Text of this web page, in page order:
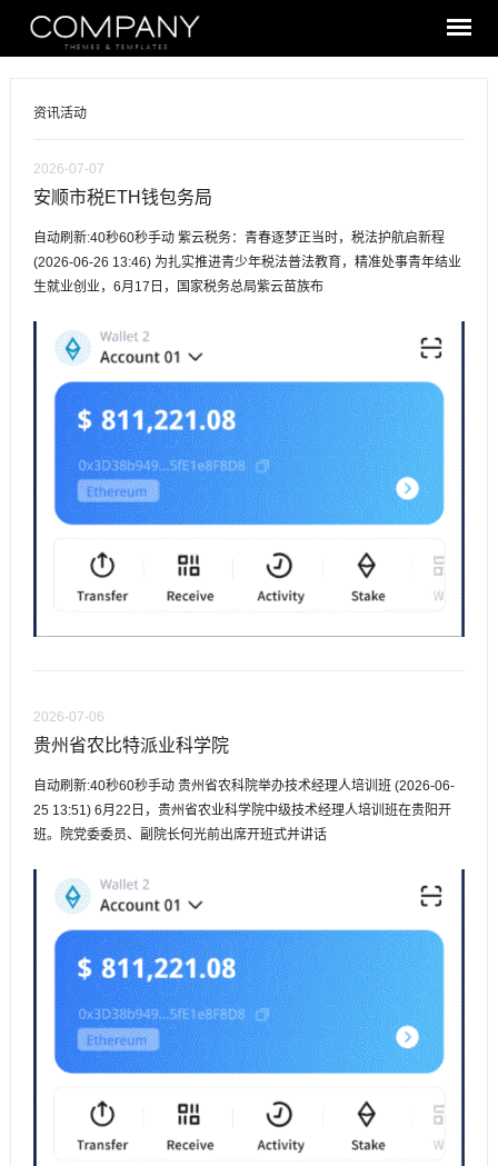
资讯活动
2026-07-07
安顺市税ETH钱包务局
自动刷新:40秒60秒手动 紫云税务：青春逐梦正当时，税法护航启新程
(2026-06-26 13:46) 为扎实推进青少年税法普法教育，精准处事青年结业
生就业创业，6月17日，国家税务总局紫云苗族布
2026-07-06
贵州省农比特派业科学院
自动刷新:40秒60秒手动 贵州省农科院举办技术经理人培训班 (2026-06-
25 13:51) 6月22日，贵州省农业科学院中级技术经理人培训班在贵阳开
班。院党委委员、副院长何光前出席开班式并讲话